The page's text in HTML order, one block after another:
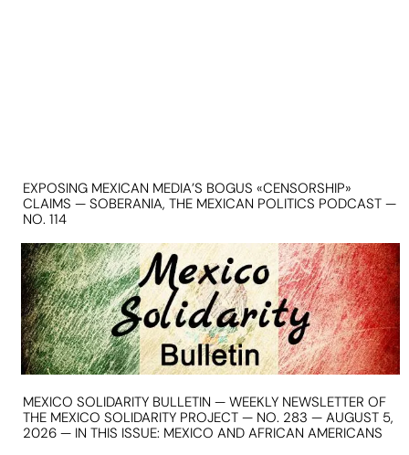
EXPOSING MEXICAN MEDIA’S BOGUS «CENSORSHIP»
CLAIMS — SOBERANIA, THE MEXICAN POLITICS PODCAST —
NO. 114
MEXICO SOLIDARITY BULLETIN — WEEKLY NEWSLETTER OF
THE MEXICO SOLIDARITY PROJECT — NO. 283 — AUGUST 5,
2026 — IN THIS ISSUE: MEXICO AND AFRICAN AMERICANS